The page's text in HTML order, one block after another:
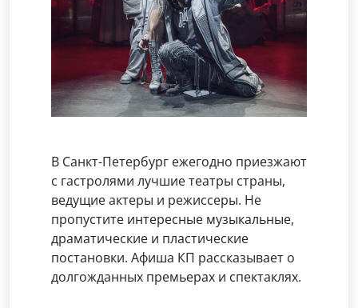
В Санкт-Петербург ежегодно приезжают
с гастролями лучшие театры страны,
ведущие актеры и режиссеры. Не
пропустите интересные музыкальные,
драматические и пластические
постановки. Афиша КП рассказывает о
долгожданных премьерах и спектаклях.